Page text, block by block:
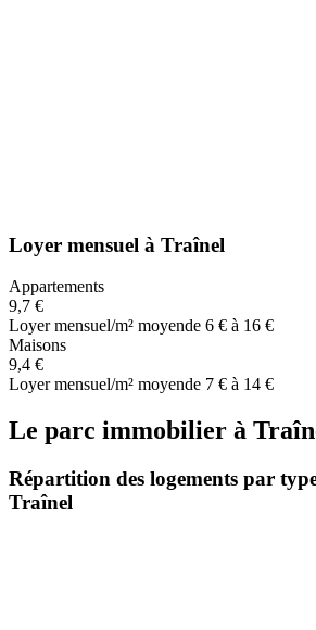
Loyer mensuel à Traînel
Appartements
9,7 €
Loyer mensuel/m² moyende 6 € à 16 €
Maisons
9,4 €
Loyer mensuel/m² moyende 7 € à 14 €
Le parc immobilier à
Répartition des logements par
Traînel